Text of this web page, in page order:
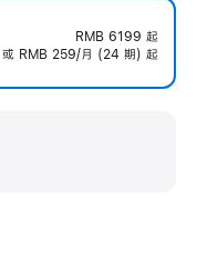
RMB 6199 起
或 RMB 259/月 (24 期) 起